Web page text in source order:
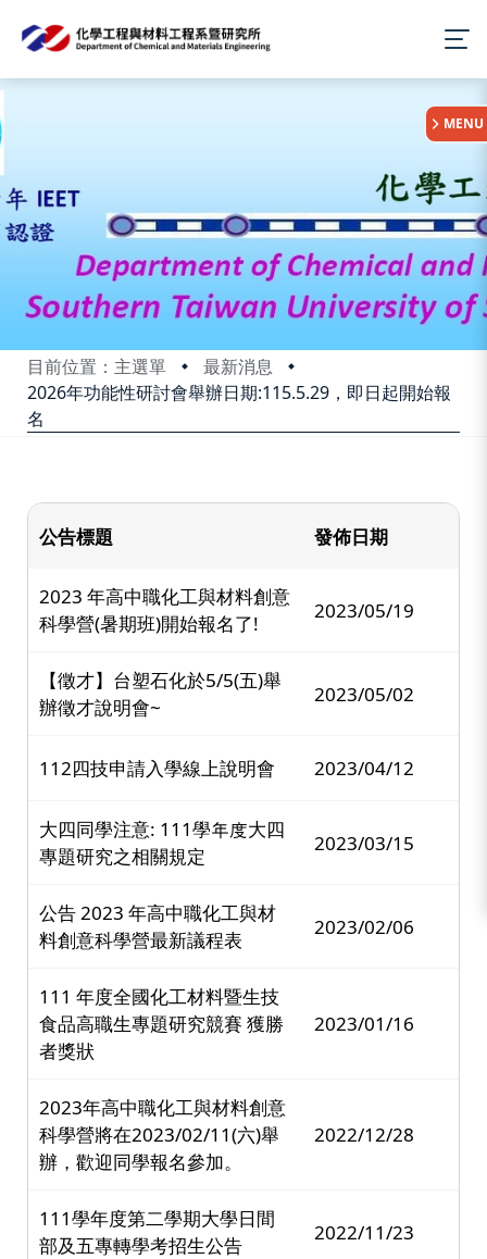
目前位置：主選單
最新消息
2026年功能性研討會舉辦日期:115.5.29，即日起開始報
名
:::
MENU
公告標題 發佈日期
2023 年高中職化工與材料創意
科學營(暑期班)開始報名了!
2023/05/19
【徵才】台塑石化於5/5(五)舉
辦徵才說明會~
2023/05/02
112四技申請入學線上說明會 2023/04/12
大四同學注意: 111學年度大四
專題研究之相關規定
2023/03/15
公告 2023 年高中職化工與材
料創意科學營最新議程表
2023/02/06
111 年度全國化工材料暨生技
食品高職生專題研究競賽 獲勝
者獎狀
2023/01/16
2023年高中職化工與材料創意
科學營將在2023/02/11(六)舉
辦，歡迎同學報名參加。
2022/12/28
111學年度第二學期大學日間
部及五專轉學考招生公告
2022/11/23